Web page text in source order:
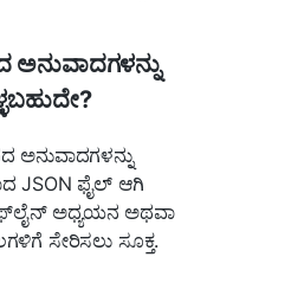
JSON ಫೈಲ್ ಆಗಿ
ಅಧ್ಯಯನ ಅಥವಾ
ಸೇರಿಸಲು ಸೂಕ್ತ.